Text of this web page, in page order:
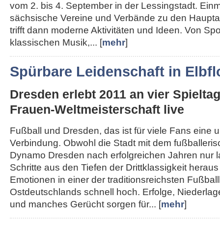
vom 2. bis 4. September in der Lessingstadt.
sächsische Vereine und Verbände zu den
trifft dann moderne Aktivitäten und Ideen. Von
klassischen Musik,... [mehr]
Spürbare Leidenschaft in
Dresden erlebt 2011 an vier
Frauen-Weltmeisterschaft live
Fußball und Dresden, das ist für viele Fans eine
Verbindung. Obwohl die Stadt mit dem
Dynamo Dresden nach erfolgreichen Jahren nur
Schritte aus den Tiefen der Drittklassigkeit
Emotionen in einer der traditionsreichsten
Ostdeutschlands schnell hoch. Erfolge,
und manches Gerücht sorgen für... [mehr]